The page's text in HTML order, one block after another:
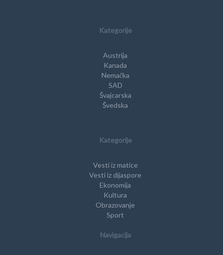
Kategorije
Austrija
Kanada
Nemačka
SAD
Švajcarska
Švedska
Kategorije
Vesti iz matice
Vesti iz dijaspore
Ekonomija
Kultura
Obrazovanje
Sport
Navigacija